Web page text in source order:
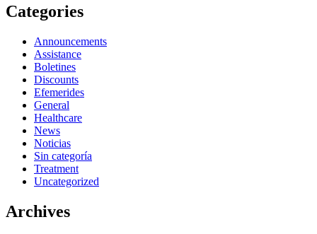
Categories
Announcements
Assistance
Boletines
Discounts
Efemerides
General
Healthcare
News
Noticias
Sin categoría
Treatment
Uncategorized
Archives